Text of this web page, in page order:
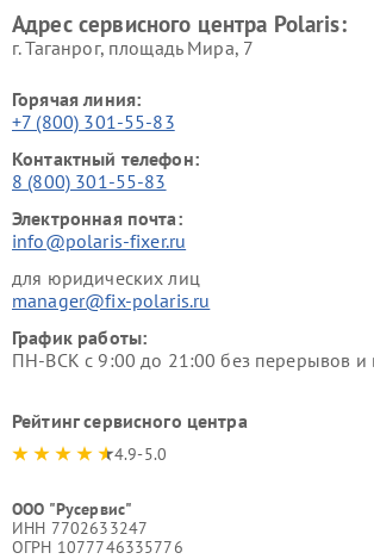
Адрес сервисного центра Polaris:
г. Таганрог, площадь Мира, 7
Горячая линия:
+7 (800) 301-55-83
Контактный телефон:
8 (800) 301-55-83
Электронная почта:
info@polaris-fixer.ru
для юридических лиц
manager@fix-polaris.ru
График работы:
ПН-ВСК с 9:00 до 21:00 без перерывов
Рейтинг сервисного центра
4.9-5.0
ООО "Русервис"
ИНН 7702633247
ОГРН 1077746335776